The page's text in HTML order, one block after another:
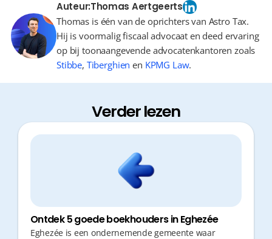
Auteur:Thomas Aertgeerts
Thomas is één van de oprichters van Astro Tax.
Hij is voormalig fiscaal advocaat en deed ervaring
op bij toonaangevende advocatenkantoren zoals
Stibbe, Tiberghien en KPMG Law.
Verder lezen
Ontdek 5 goede boekhouders in Eghezée
Eghezée is een ondernemende gemeente waar